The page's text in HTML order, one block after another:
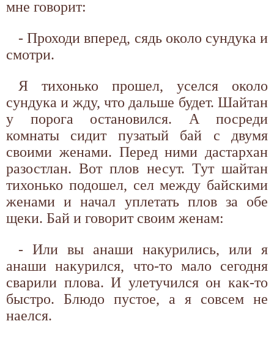
мне говорит:
- Проходи вперед, сядь около сундука и
смотри.
Я тихонько прошел, уселся около
сундука и жду, что дальше будет. Шайтан
у порога остановился. А посреди
комнаты сидит пузатый бай с двумя
своими женами. Перед ними дастархан
разостлан. Вот плов несут. Тут шайтан
тихонько подошел, сел между байскими
женами и начал уплетать плов за обе
щеки. Бай и говорит своим женам:
- Или вы анаши накурились, или я
анаши накурился, что-то мало сегодня
сварили плова. И улетучился он как-то
быстро. Блюдо пустое, а я совсем не
наелся.